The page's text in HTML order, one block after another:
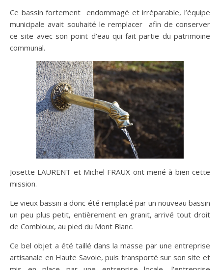
Ce bassin fortement endommagé et irréparable, l’équipe
municipale avait souhaité le remplacer afin de conserver
ce site avec son point d’eau qui fait partie du patrimoine
communal.
Josette LAURENT et Michel FRAUX ont mené à bien cette
mission.
Le vieux bassin a donc été remplacé par un nouveau bassin
un peu plus petit, entièrement en granit, arrivé tout droit
de Combloux, au pied du Mont Blanc.
Ce bel objet a été taillé dans la masse par une entreprise
artisanale en Haute Savoie, puis transporté sur son site et